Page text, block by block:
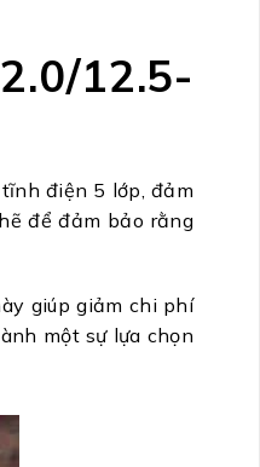
12.5-
điện 5 lớp, đảm
để đảm bảo rằng
giúp giảm chi phí
một sự lựa chọn